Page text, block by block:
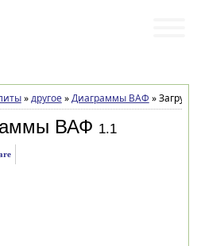
»другое»Диаграммы ВАФ »
ВАФ 1.1